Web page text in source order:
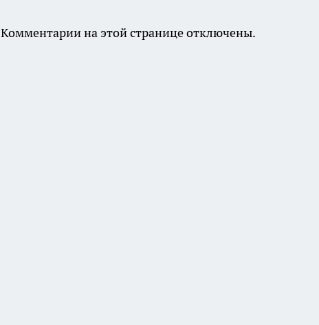
Комментарии на этой странице отключены.